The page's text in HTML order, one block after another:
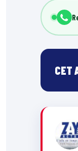
CET